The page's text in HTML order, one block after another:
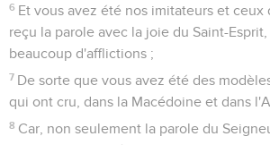
6 Et vous avez été nos imitateurs et ceux
reçu la parole avec la joie du Saint-
beaucoup d'afflictions ;
7 De sorte que vous avez été des
qui ont cru, dans la Macédoine et dans
8 Car, non seulement la parole du